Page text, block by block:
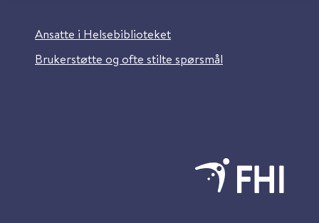
Ansatte i Helsebiblioteket
Brukerstøtte og ofte stilte spørsmål